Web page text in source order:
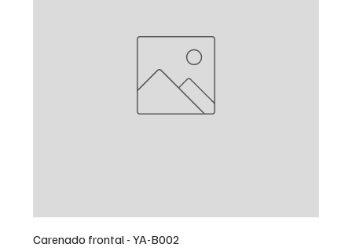
Carenado frontal - YA-B002